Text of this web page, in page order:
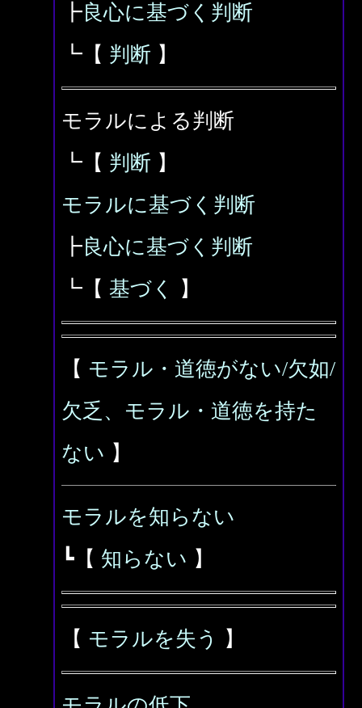
┣良心に基づく判断
┗【 判断 】
モラルによる判断
┗【 判断 】
モラルに基づく判断
┣良心に基づく判断
┗【 基づく 】
【 モラル・道徳がない/欠如/
欠乏、モラル・道徳を持た
ない 】
モラルを知らない
┗【 知らない 】
【 モラルを失う 】